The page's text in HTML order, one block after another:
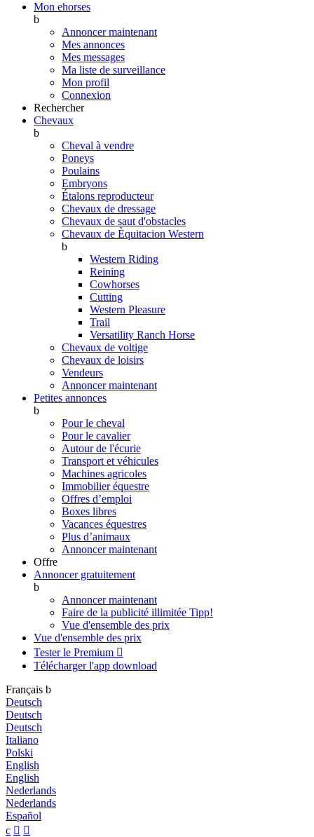
Mon ehorses
b
Annoncer maintenant
Mes annonces
Mes messages
Ma liste de surveillance
Mon profil
Connexion
Rechercher
Chevaux
b
Cheval à vendre
Poneys
Poulains
Embryons
Étalons reproducteur
Chevaux de dressage
Chevaux de saut d'obstacles
Chevaux de Èquitacion Western
b
Western Riding
Reining
Cowhorses
Cutting
Western Pleasure
Trail
Versatility Ranch Horse
Chevaux de voltige
Chevaux de loisirs
Vendeurs
Annoncer maintenant
Petites annonces
b
Pour le cheval
Pour le cavalier
Autour de l'écurie
Transport et véhicules
Machines agricoles
Immobilier équestre
Offres d’emploi
Boxes libres
Vacances équestres
Plus d’animaux
Annoncer maintenant
Offre
Annoncer gratuitement
b
Annoncer maintenant
Faire de la publicité illimitée Tipp!
Vue d'ensemble des prix
Vue d'ensemble des prix
Tester le Premium 
Télécharger l'app download
Français b
Deutsch
Deutsch
Deutsch
Italiano
Polski
English
English
Nederlands
Nederlands
Español
c  